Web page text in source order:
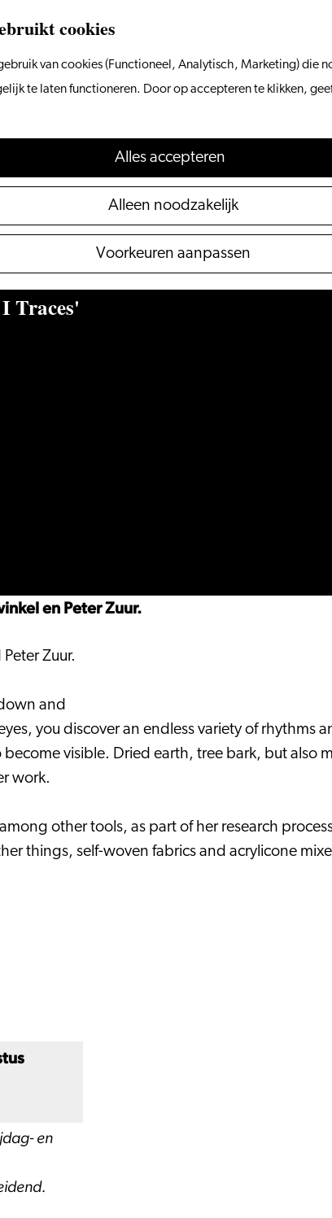
cookies
van cookies (Functioneel, Analytisch, Marketing) die
te laten functioneren. Door op accepteren te klikken,
Alles accepteren
Alleen noodzakelijk
Voorkeuren aanpassen
Traces'
en Peter Zuur.
Zuur.
and
you discover an endless variety of rhythms
visible. Dried earth, tree bark, but also
work.
other tools, as part of her research
things, self-woven fabrics and acrylicone
en